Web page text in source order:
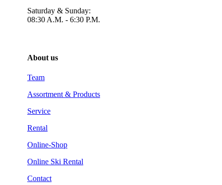
Saturday & Sunday:
08:30 A.M. - 6:30 P.M.
About us
Team
Assortment & Products
Service
Rental
Online-Shop
Online Ski Rental
Contact